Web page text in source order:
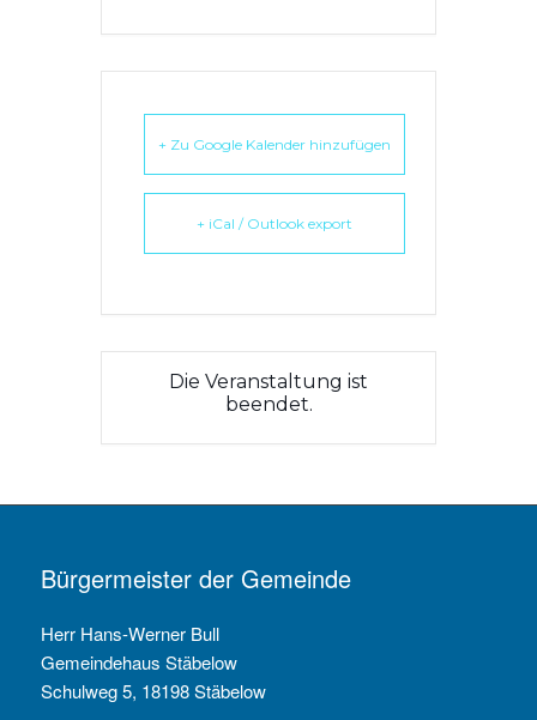
+ Zu Google Kalender hinzufügen
+ iCal / Outlook export
Die Veranstaltung ist
beendet.
Bürgermeister der Gemeinde
Herr Hans-Werner Bull
Gemeindehaus Stäbelow
Schulweg 5, 18198 Stäbelow